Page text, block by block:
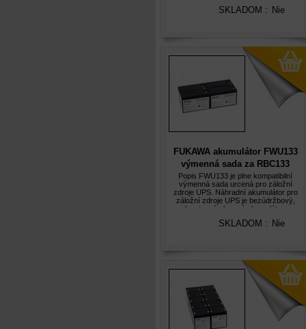
akumulátory FUKAWA jsou hermeticky
SKLADOM : Nie
FUKAWA akumulátor FWU133
výmenná sada za RBC133
Popis FWU133 je plne kompatibilní
výmenná sada urcená pro záložní
zdroje UPS. Náhradní akumulátor pro
záložní zdroje UPS je bezúdržbový,
plynotesný olovený akumulátor s
akumulátory FUKAWA jsou hermeticky
SKLADOM : Nie